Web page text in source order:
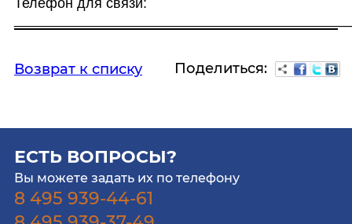
Телефон для связи:
Возврат к списку Поделиться:
ЕСТЬ ВОПРОСЫ?
Вы можете задать их по телефону
8 495 939-44-61